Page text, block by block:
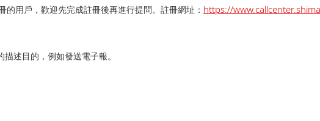
的用戶，歡迎先完成註冊後再進行提問。 註冊網址： https://
描述目的，例如發送電子報。